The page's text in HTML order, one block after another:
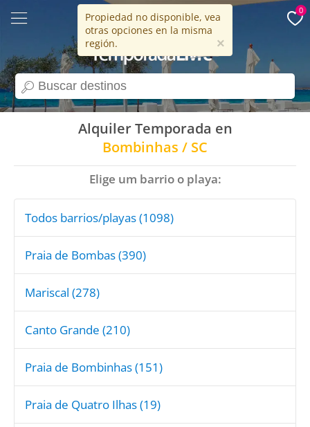
search
15 años
0
Propiedad no disponible, vea
otras opciones en la misma
región.
×
Alquiler Temporada en
Bombinhas / SC
Elige um barrio o playa:
Todos barrios/playas (1098)
Praia de Bombas (390)
Mariscal (278)
Canto Grande (210)
Praia de Bombinhas (151)
Praia de Quatro Ilhas (19)